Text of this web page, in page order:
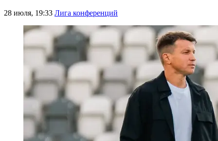
28 июля, 19:33 Лига конференций